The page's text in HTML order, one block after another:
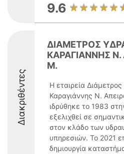
9.6
Διακριθέντες
ΔΙΑΜΕΤΡΟΣ
ΚΑΡΑΓΙΑΝΝΗΣ Ν.
Μ.
Η εταιρεία
Καραγιάννης Ν.
ιδρύθηκε το 1983
εξελιχθεί σε
στον κλάδο των
υπηρεσιών. Το 2021
δημιουργία